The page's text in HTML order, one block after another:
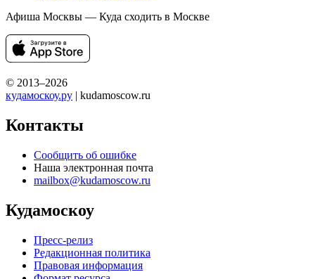
Афиша Москвы — Куда сходить в Москве
© 2013–2026
кудамоскоу.ру | kudamoscow.ru
Контакты
Сообщить об ошибке
Наша электронная почта
mailbox@kudamoscow.ru
Кудамоскоу
Пресс-релиз
Редакционная политика
Правовая информация